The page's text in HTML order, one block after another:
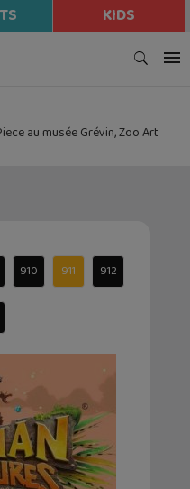
KIDS
au musée Grévin, Zoo Art
910 911 912